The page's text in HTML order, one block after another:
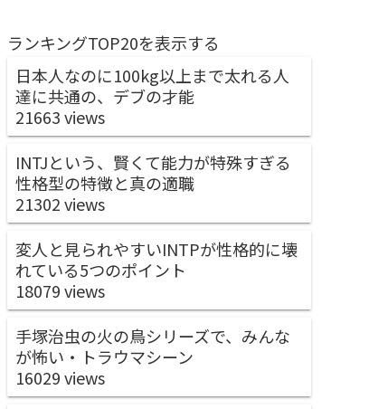
ランキングTOP20を表示する
日本人なのに100kg以上まで太れる人
達に共通の、デブの才能
21663 views
INTJという、賢くて能力が特殊すぎる
性格型の特徴と真の適職
21302 views
変人と見られやすいINTPが性格的に壊
れている5つのポイント
18079 views
手塚治虫の火の鳥シリーズで、みんな
が怖い・トラウマシーン
16029 views